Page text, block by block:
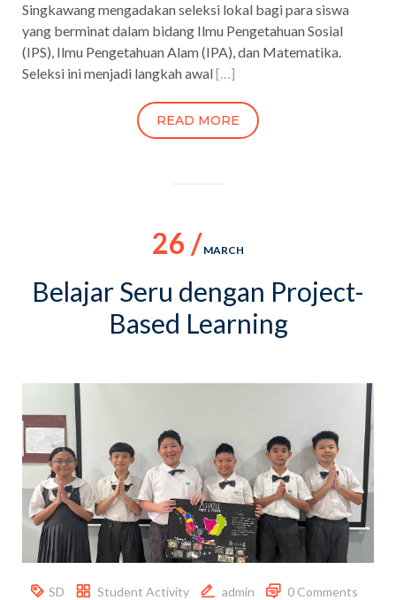
Singkawang mengadakan seleksi lokal bagi para siswa
yang berminat dalam bidang Ilmu Pengetahuan Sosial
(IPS), Ilmu Pengetahuan Alam (IPA), dan Matematika.
Seleksi ini menjadi langkah awal[…]
READ MORE
26 / MARCH
Belajar Seru dengan Project-
Based Learning
SD Student Activity admin 0 Comments